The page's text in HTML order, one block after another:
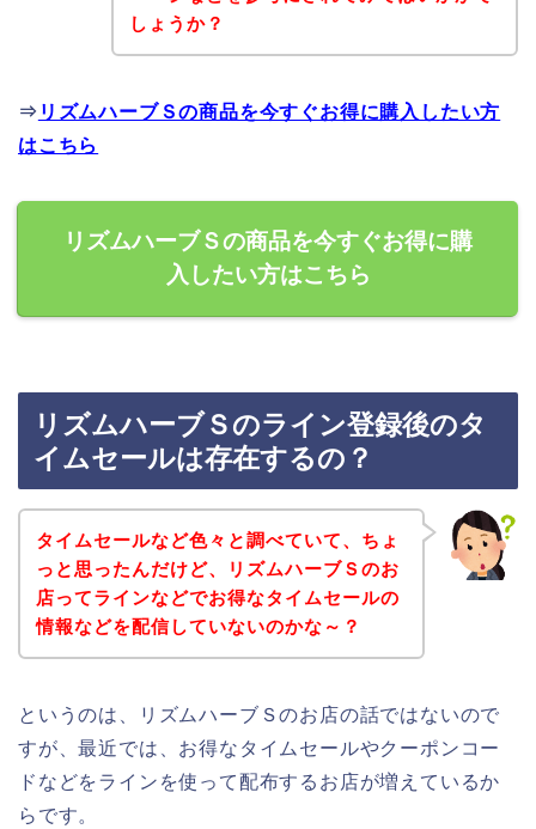
しょうか？
⇒ リズムハーブＳの商品を今すぐお得に購入したい方
はこちら
リズムハーブＳの商品を今すぐお得に購
入したい方はこちら
リズムハーブＳのライン登録後のタ
イムセールは存在するの？
タイムセールなど色々と調べていて、ちょ
っと思ったんだけど、リズムハーブＳのお
店ってラインなどでお得なタイムセールの
情報などを配信していないのかな～？
というのは、リズムハーブＳのお店の話ではないので
すが、最近では、お得なタイムセールやクーポンコー
ドなどをラインを使って配布するお店が増えているか
らです。